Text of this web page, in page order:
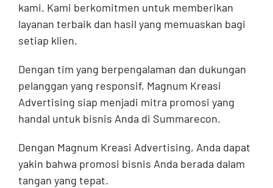
kami. Kami berkomitmen untuk memberikan
layanan terbaik dan hasil yang memuaskan bagi
setiap klien.
Dengan tim yang berpengalaman dan dukungan
pelanggan yang responsif, Magnum Kreasi
Advertising siap menjadi mitra promosi yang
handal untuk bisnis Anda di Summarecon.
Dengan Magnum Kreasi Advertising, Anda dapat
yakin bahwa promosi bisnis Anda berada dalam
tangan yang tepat.